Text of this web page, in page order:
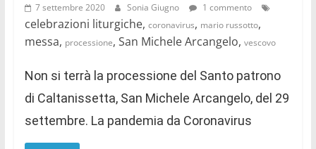
7 settembre 2020 Sonia Giugno 1 commento
celebrazioni liturgiche, coronavirus, mario russotto,
messa, processione, San Michele Arcangelo, vescovo
Non si terrà la processione del Santo patrono
di Caltanissetta, San Michele Arcangelo, del 29
settembre. La pandemia da Coronavirus